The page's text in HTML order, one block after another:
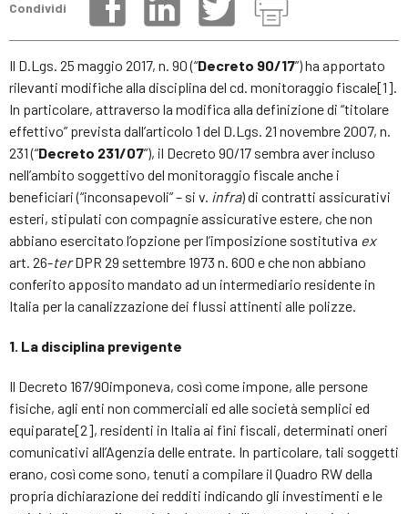
Condividi
Il D.Lgs. 25 maggio 2017, n. 90 (“Decreto 90/17”) ha apportato
rilevanti modifiche alla disciplina del cd. monitoraggio fiscale[1].
In particolare, attraverso la modifica alla definizione di “titolare
effettivo” prevista dall’articolo 1 del D.Lgs. 21 novembre 2007, n.
231 (“Decreto 231/07”), il Decreto 90/17 sembra aver incluso
nell’ambito soggettivo del monitoraggio fiscale anche i
beneficiari (“inconsapevoli” – si v. infra) di contratti assicurativi
esteri, stipulati con compagnie assicurative estere, che non
abbiano esercitato l’opzione per l’imposizione sostitutiva ex
art. 26-terDPR 29 settembre 1973 n. 600 e che non abbiano
conferito apposito mandato ad un intermediario residente in
Italia per la canalizzazione dei flussi attinenti alle polizze.
1. La disciplina previgente
Il Decreto 167/90imponeva, così come impone, alle persone
fisiche, agli enti non commerciali ed alle società semplici ed
equiparate[2], residenti in Italia ai fini fiscali, determinati oneri
comunicativi all’Agenzia delle entrate. In particolare, tali soggetti
erano, così come sono, tenuti a compilare il Quadro RW della
propria dichiarazione dei redditi indicando gli investimenti e le